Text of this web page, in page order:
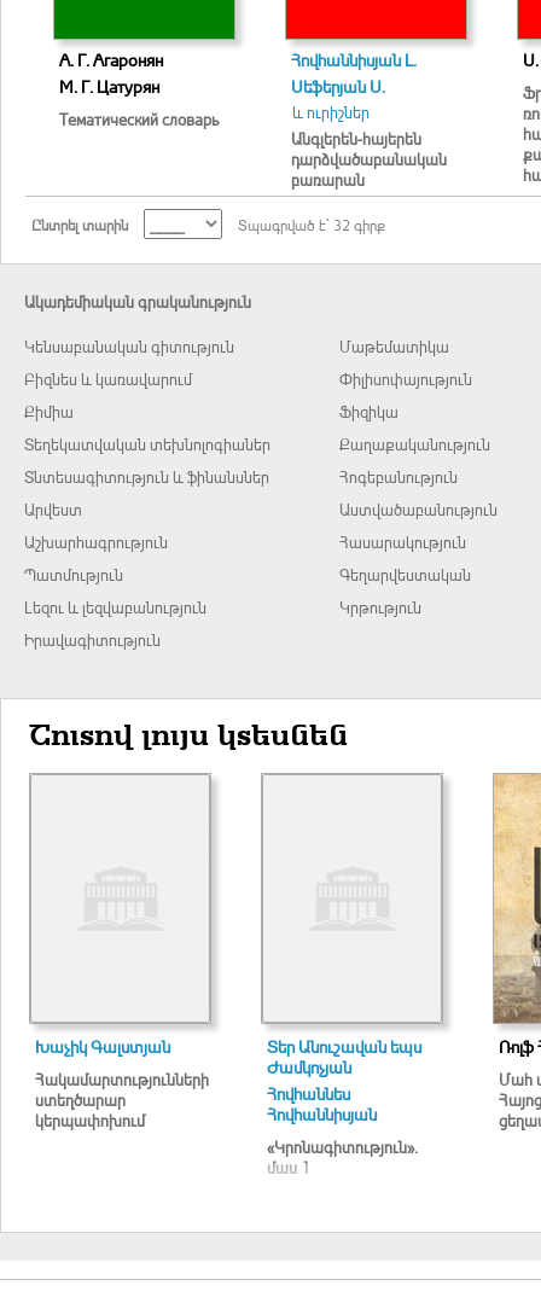
А. Г. Агаронян
М. Г. Цатурян
Тематический словарь
Հովհաննիսյան Լ.
Սեֆերյան Ս.
և ուրիշներ
Անգլերեն-հայերեն
դարձվածաբանական
բառարան
Ընտրել տարին Տպագրված է` 32 գիրք
Ակադեմիական գրականություն
Կենսաբանական գիտություն
Բիզնես և կառավարում
Քիմիա
Տեղեկատվական տեխնոլոգիաներ
Տնտեսագիտություն և ֆինանսներ
Արվեստ
Աշխարհագրություն
Պատմություն
Լեզու և լեզվաբանություն
Իրավագիտություն
Մաթեմատիկա
Փիլիսոփայություն
Ֆիզիկա
Քաղաքականություն
Հոգեբանություն
Աստվածաբանություն
Հասարակություն
Գեղարվեստական
Կրթություն
Շուտով լույս կտեսնեն
Խաչիկ Գալստյան
Հակամարտությունների
ստեղծարար
կերպափոխում
Տեր Անուշավան եպս
Ժամկոչյան
Հովհաննես
Հովհաննիսյան
«Կրոնագիտություն».
մաս 1
Ռոլֆ
Մահ
Հայոց